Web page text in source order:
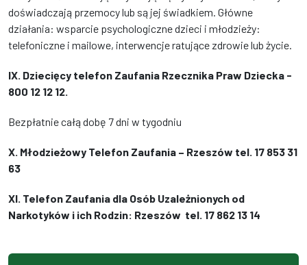
doświadczają przemocy lub są jej świadkiem. Główne
działania: wsparcie psychologiczne dzieci i młodzieży:
telefoniczne i mailowe, interwencje ratujące zdrowie lub życie.
IX. Dziecięcy telefon Zaufania Rzecznika Praw Dziecka -
800 12 12 12.
Bezpłatnie całą dobę 7 dni w tygodniu
X. Młodzieżowy Telefon Zaufania – Rzeszów tel. 17 853 31
63
XI. Telefon Zaufania dla Osób Uzależnionych od
Narkotyków i ich Rodzin: Rzeszów tel. 17 862 13 14